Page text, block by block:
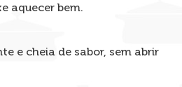
aquecer bem.
e cheia de sabor, sem abrir